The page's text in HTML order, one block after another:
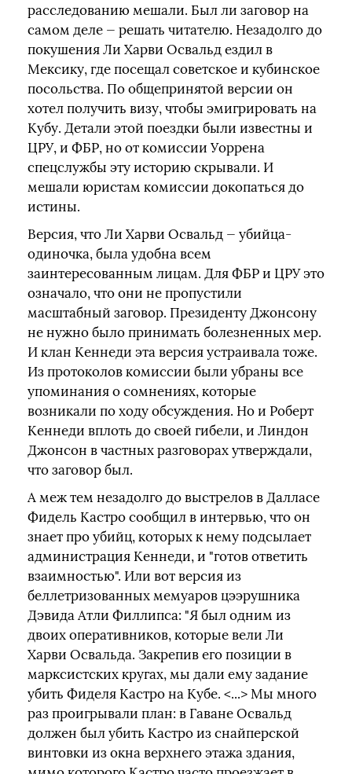
расследованию мешали. Был ли заговор на
самом деле — решать читателю. Незадолго до
покушения Ли Харви Освальд ездил в
Мексику, где посещал советское и кубинское
посольства. По общепринятой версии он
хотел получить визу, чтобы эмигрировать на
Кубу. Детали этой поездки были известны и
ЦРУ, и ФБР, но от комиссии Уоррена
спецслужбы эту историю скрывали. И
мешали юристам комиссии докопаться до
истины.
Версия, что Ли Харви Освальд — убийца-
одиночка, была удобна всем
заинтересованным лицам. Для ФБР и ЦРУ это
означало, что они не пропустили
масштабный заговор. Президенту Джонсону
не нужно было принимать болезненных мер.
И клан Кеннеди эта версия устраивала тоже.
Из протоколов комиссии были убраны все
упоминания о сомнениях, которые
возникали по ходу обсуждения. Но и Роберт
Кеннеди вплоть до своей гибели, и Линдон
Джонсон в частных разговорах утверждали,
что заговор был.
А меж тем незадолго до выстрелов в Далласе
Фидель Кастро сообщил в интервью, что он
знает про убийц, которых к нему подсылает
администрация Кеннеди, и "готов ответить
взаимностью". Или вот версия из
беллетризованных мемуаров цээрушника
Дэвида Атли Филлипса: "Я был одним из
двоих оперативников, которые вели Ли
Харви Освальда. Закрепив его позиции в
марксистских кругах, мы дали ему задание
убить Фиделя Кастро на Кубе. <...> Мы много
раз проигрывали план: в Гаване Освальд
должен был убить Кастро из снайперской
винтовки из окна верхнего этажа здания,